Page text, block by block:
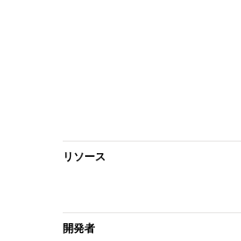
リソース
開発者